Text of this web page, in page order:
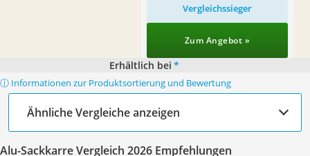
Vergleichssieger
Zum Angebot »
Erhältlich bei *
ⓘ Informationen zur Produktsortierung und Bewertung
Ähnliche Vergleiche anzeigen
Alu-Sackkarre Vergleich 2026 Empfehlungen